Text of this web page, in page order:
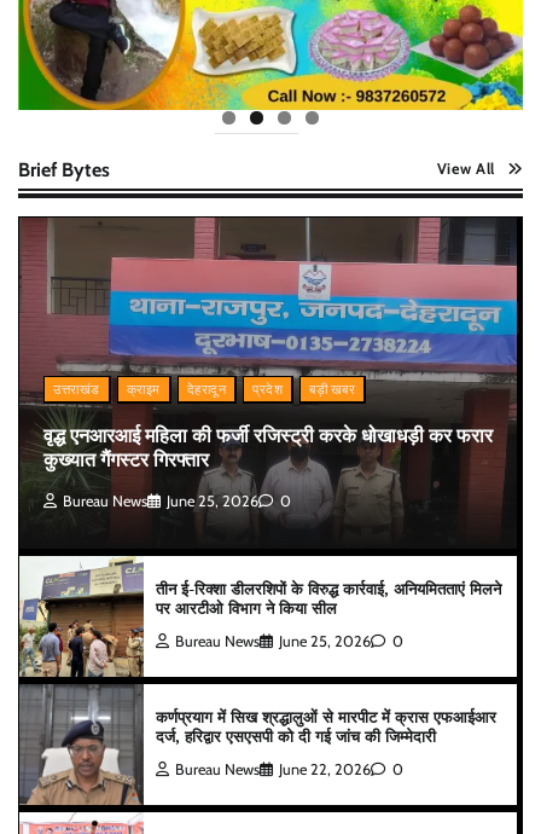
Brief Bytes View All
उत्तराखंड क्राइम देहरादून प्रदेश बड़ी खबर
वृद्ध एनआरआई महिला की फर्जी रजिस्ट्री करके धोखाधड़ी कर फरार
कुख्यात गैंगस्टर गिरफ्तार
Bureau News June 25, 2026 0
तीन ई-रिक्शा डीलरशिपों के विरुद्ध कार्रवाई, अनियमितताएं मिलने
पर आरटीओ विभाग ने किया सील
Bureau News June 25, 2026 0
कर्णप्रयाग में सिख श्रद्धालुओं से मारपीट में क्रास एफआईआर
दर्ज, हरिद्वार एसएसपी को दी गई जांच की जिम्मेदारी
Bureau News June 22, 2026 0